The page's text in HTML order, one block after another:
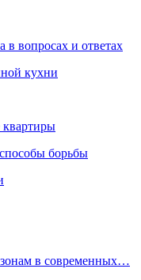
вопросах и ответах
кухни
борьбы
в современных…